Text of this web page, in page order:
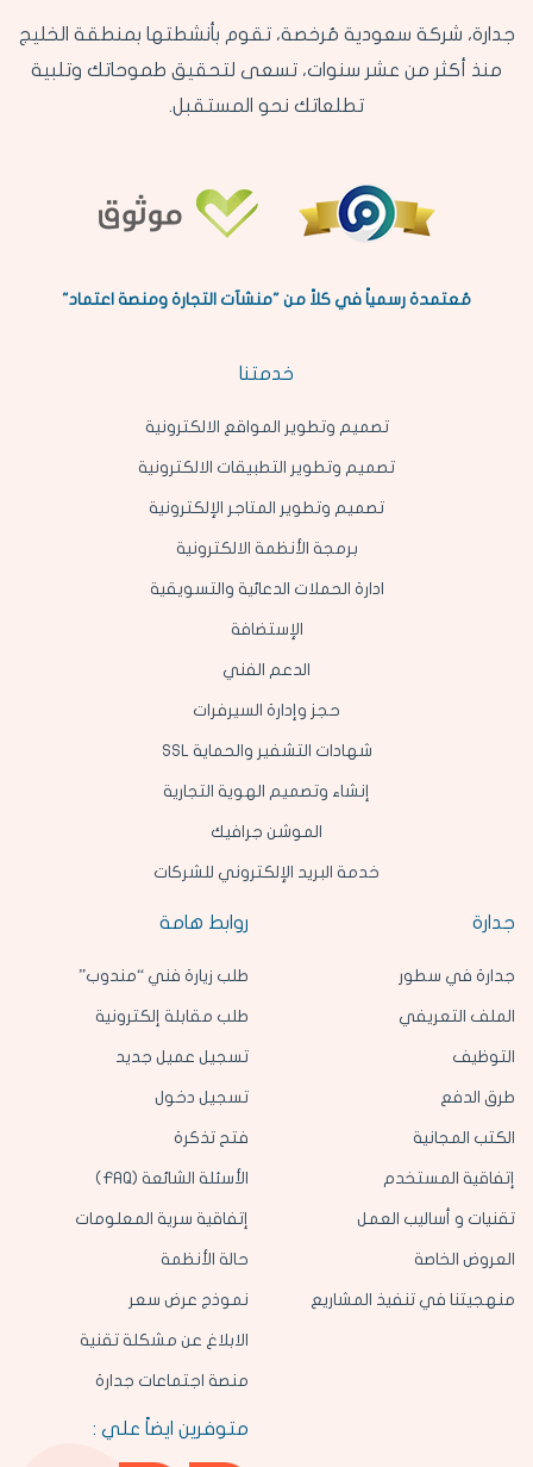
جدارة، شركة سعودية مُرخصة، تقوم بأنشطتها بمنطقة الخليج
منذ أكثر من عشر سنوات، تسعى لتحقيق طموحاتك وتلبية
تطلعاتك نحو المستقبل.
مُعتمدة رسمياً في كلاً من "منشآت التجارة ومنصة اعتماد"
جدارة
جدارة في سطور
الملف التعريفي
التوظيف
طرق الدفع
الكتب المجانية
إتفاقية المستخدم
تقنيات و أساليب العمل
العروض الخاصة
منهجيتنا في تنفيذ المشاريع
خدمتنا
تصميم وتطوير المواقع الالكترونية
تصميم وتطوير التطبيقات الالكترونية
تصميم وتطوير المتاجر الإلكترونية
برمجة الأنظمة الالكترونية
ادارة الحملات الدعائية والتسويقية
الإستضافة
الدعم الفني
حجز وإدارة السيرفرات
شهادات التشفير والحماية SSL
إنشاء وتصميم الهوية التجارية
الموشن جرافيك
خدمة البريد الإلكتروني للشركات
روابط هامة
طلب زيارة فني “مندوب”
طلب مقابلة إلكترونية
تسجيل عميل جديد
تسجيل دخول
فتح تذكرة
الأسئلة الشائعة (FAQ)
إتفاقية سرية المعلومات
حالة الأنظمة
نموذج عرض سعر
الابلاغ عن مشكلة تقنية
منصة اجتماعات جدارة
متوفرين ايضاً علي :